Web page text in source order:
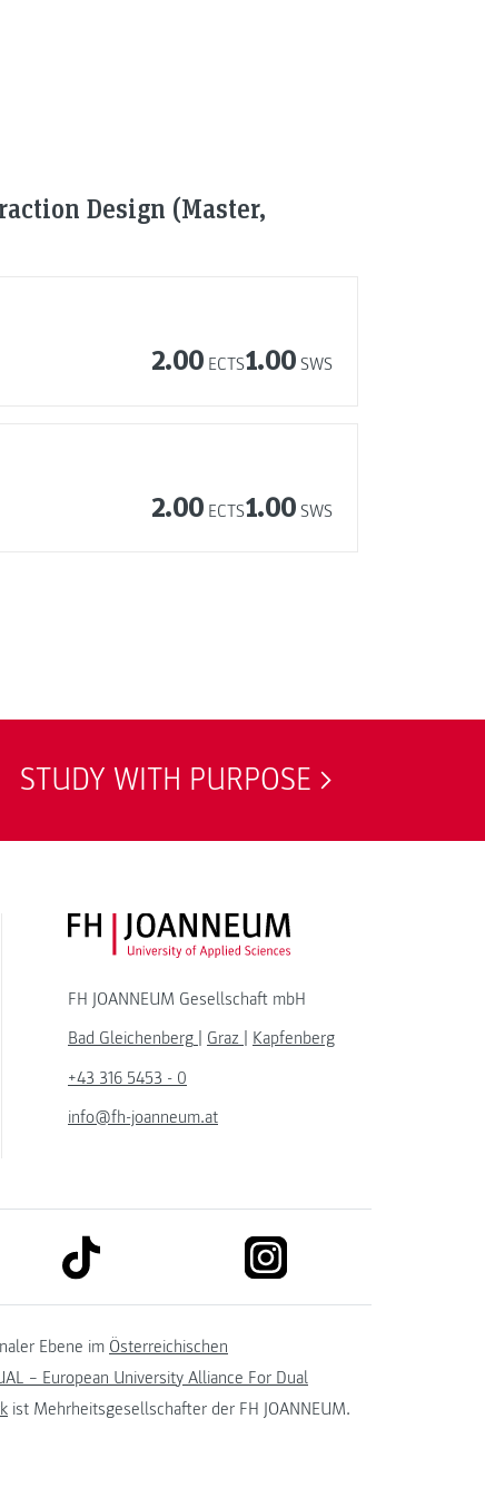
Design (Master,
2.00 ECTS1.00 SWS
2.00 ECTS1.00 SWS
STUDY WITH PURPOSE
FH JOANNEUM Logo
FH JOANNEUM Gesellschaft mbH
Bad Gleichenberg
Graz
Kapfenberg
+43 316 5453 - 0
info@fh-joanneum.at
link to tiktok link to instagram
Ebene im Österreichischen
– European University Alliance For Dual
ist Mehrheitsgesellschafter der FH JOANNEUM.